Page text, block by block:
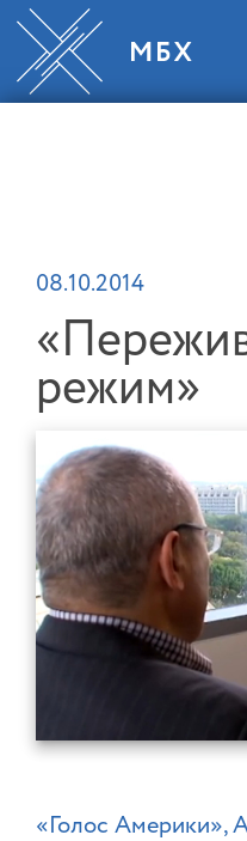
08.10.2014
режим»
«Голос Америки»,